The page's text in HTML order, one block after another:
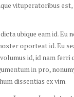
vituperatoribus est,
ubique eam id. Eu
oporteat id. Eu
id, id nam ferri
in pro,
dissentias ex vim.